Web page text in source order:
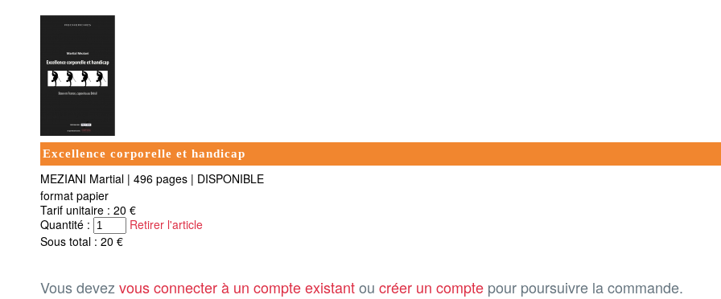
Excellence corporelle et handicap
MEZIANI Martial | 496 pages | DISPONIBLE
format papier
Tarif unitaire : 20 €
Quantité :
Retirer l'article
Sous total : 20 €
Vous devezvous connecter à un compte existantou créer un compte pour poursuivre la commande.